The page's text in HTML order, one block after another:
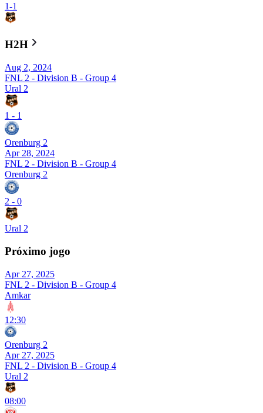
1-1
H2H
Aug 2, 2024
FNL 2 - Division B - Group 4
Ural 2
1 - 1
Orenburg 2
Apr 28, 2024
FNL 2 - Division B - Group 4
Orenburg 2
2 - 0
Ural 2
Próximo jogo
Apr 27, 2025
FNL 2 - Division B - Group 4
Amkar
12:30
Orenburg 2
Apr 27, 2025
FNL 2 - Division B - Group 4
Ural 2
08:00